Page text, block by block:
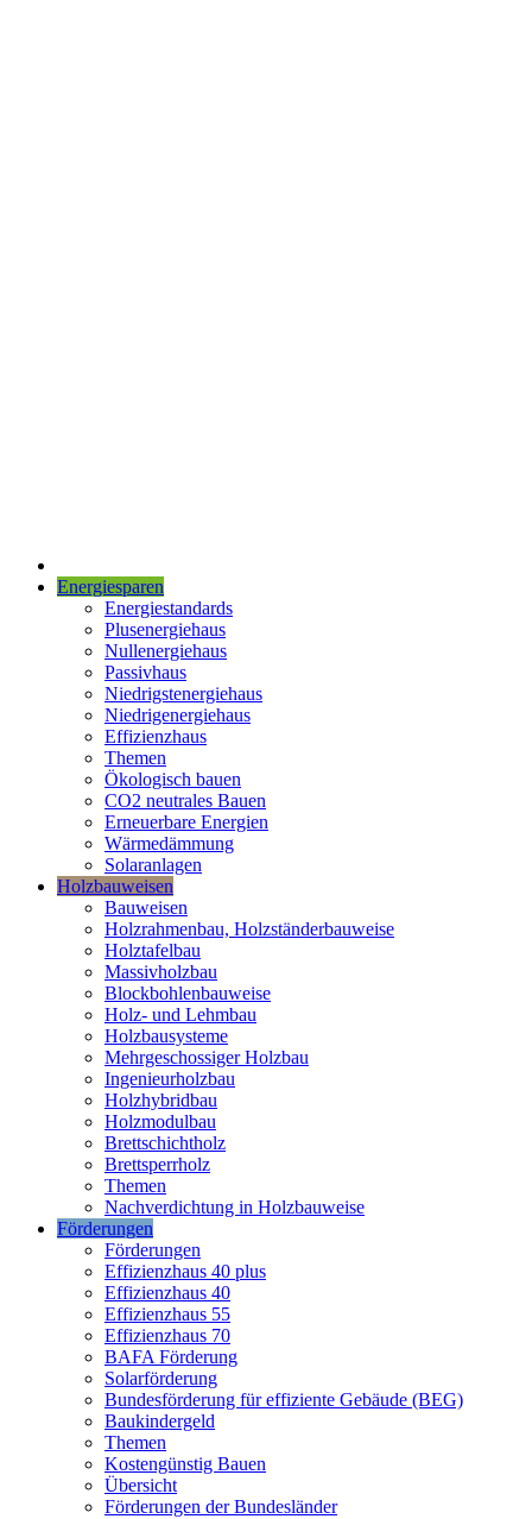
Energiesparen
Energiestandards
Plusenergiehaus
Nullenergiehaus
Passivhaus
Niedrigstenergiehaus
Niedrigenergiehaus
Effizienzhaus
Themen
Ökologisch bauen
CO2 neutrales Bauen
Erneuerbare Energien
Wärmedämmung
Solaranlagen
Holzbauweisen
Bauweisen
Holzrahmenbau, Holzständerbauweise
Holztafelbau
Massivholzbau
Blockbohlenbauweise
Holz- und Lehmbau
Holzbausysteme
Mehrgeschossiger Holzbau
Ingenieurholzbau
Holzhybridbau
Holzmodulbau
Brettschichtholz
Brettsperrholz
Themen
Nachverdichtung in Holzbauweise
Förderungen
Förderungen
Effizienzhaus 40 plus
Effizienzhaus 40
Effizienzhaus 55
Effizienzhaus 70
BAFA Förderung
Solarförderung
Bundesförderung für effiziente Gebäude (BEG)
Baukindergeld
Themen
Kostengünstig Bauen
Übersicht
Förderungen der Bundesländer